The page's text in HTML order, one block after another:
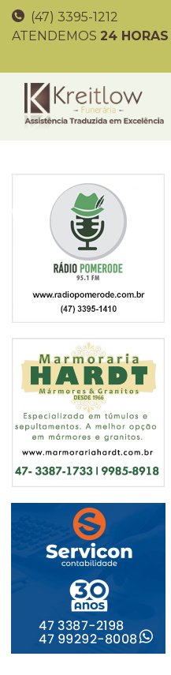
(47) 3395-1212
ATENDEMOS 24 HORAS